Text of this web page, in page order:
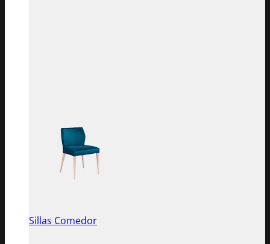
Sillas Comedor